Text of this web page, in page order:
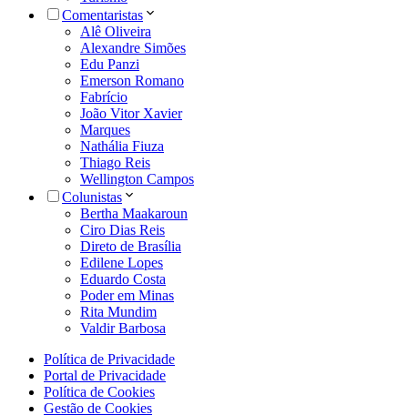
Comentaristas
Alê Oliveira
Alexandre Simões
Edu Panzi
Emerson Romano
Fabrício
João Vitor Xavier
Marques
Nathália Fiuza
Thiago Reis
Wellington Campos
Colunistas
Bertha Maakaroun
Ciro Dias Reis
Direto de Brasília
Edilene Lopes
Eduardo Costa
Poder em Minas
Rita Mundim
Valdir Barbosa
Política de Privacidade
Portal de Privacidade
Política de Cookies
Gestão de Cookies